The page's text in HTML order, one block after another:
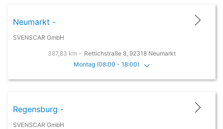
Neumarkt -
SVENSCAR GmbH
387,83 km - Rettichstraße 8, 92318 Neumarkt
Montag (08:00 - 18:00)
Regensburg -
SVENSCAR GmbH